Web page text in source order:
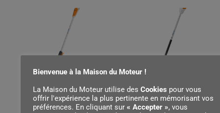
Bienvenue à la Maison du Moteur !
La Maison du Moteur utilise des Cookies pour vous
offrir l'expérience la plus pertinente en mémorisant vos
préférences. En cliquant sur « Accepter », vous